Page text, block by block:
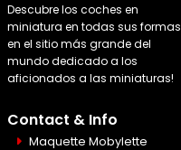
Descubre los coches en
miniatura en todas sus formas
en el sitio más grande del
mundo dedicado a los
aficionados a las miniaturas!
Contact & Info
Maquette Mobylette